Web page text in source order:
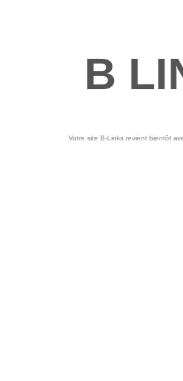
B
Votre site B-Links revient bientôt